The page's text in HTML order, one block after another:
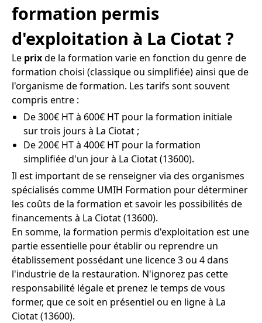
formation permis
d'exploitation à La Ciotat ?
Le prixde la formation varie en fonction du genre de
formation choisi (classique ou simplifiée) ainsi que de
l'organisme de formation. Les tarifs sont souvent
compris entre :
De 300€ HT à 600€ HT pour la formation initiale
sur trois jours à La Ciotat ;
De 200€ HT à 400€ HT pour la formation
simplifiée d'un jour à La Ciotat (13600).
Il est important de se renseigner via des organismes
spécialisés comme UMIH Formation pour déterminer
les coûts de la formation et savoir les possibilités de
financements à La Ciotat (13600).
En somme, la formation permis d'exploitation est une
partie essentielle pour établir ou reprendre un
établissement possédant une licence 3 ou 4 dans
l'industrie de la restauration. N'ignorez pas cette
responsabilité légale et prenez le temps de vous
former, que ce soit en présentiel ou en ligne à La
Ciotat (13600).